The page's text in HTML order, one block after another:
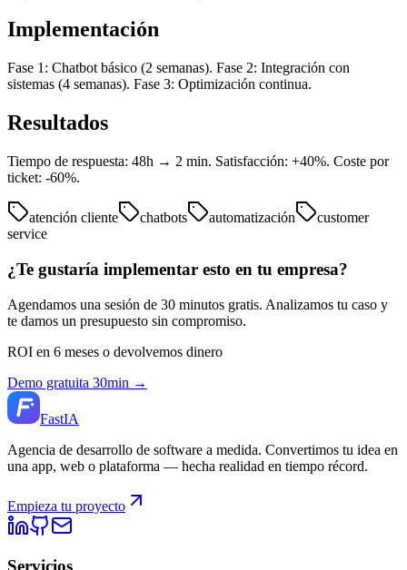
Implementación
Fase 1: Chatbot básico (2 semanas). Fase 2: Integración con
sistemas (4 semanas). Fase 3: Optimización continua.
Resultados
Tiempo de respuesta: 48h → 2 min. Satisfacción: +40%. Coste por
ticket: -60%.
atención cliente chatbots automatización
customer
service
¿Te gustaría implementar esto en tu empresa?
Agendamos una sesión de 30 minutos gratis. Analizamos tu caso y
te damos un presupuesto sin compromiso.
ROI en 6 meses o devolvemos dinero
Demo gratuita 30min →
FastIA
Agencia de desarrollo de software a medida. Convertimos tu idea en
una app, web o plataforma — hecha realidad en tiempo récord.
Empieza tu proyecto
Servicios